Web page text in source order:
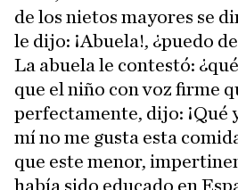
de los nietos mayores se
le dijo: ¡Abuela!, ¿puedo
La abuela le contestó:
que el niño con voz firme
perfectamente, dijo: ¡Qué
mí no me gusta esta
que este menor,
había sido educado en